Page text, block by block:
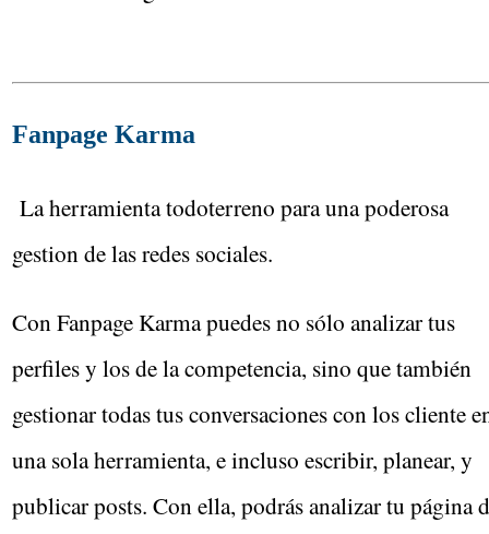
Fanpage Karma
La herramienta todoterreno para una poderosa
gestion de las redes sociales.
Con Fanpage Karma puedes no sólo analizar tus
perfiles y los de la competencia, sino que también
gestionar todas tus conversaciones con los cliente
una sola herramienta, e incluso escribir, planear, y
publicar posts. Con ella, podrás analizar tu página